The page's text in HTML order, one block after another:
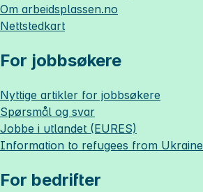
Om arbeidsplassen.no
Nettstedkart
For jobbsøkere
Nyttige artikler for jobbsøkere
Spørsmål og svar
Jobbe i utlandet (EURES)
Information to refugees from Ukraine
For bedrifter